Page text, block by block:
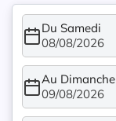
Du Samedi
08/08/2026
Au Dimanche
09/08/2026